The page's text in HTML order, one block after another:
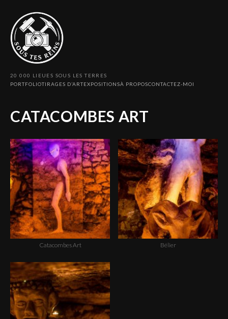
20 000 LIEUES SOUS LES TERRES
PORTFOLIOTIRAGES D’ARTEXPOSITIONSÀ PROPOSCONTACTEZ-MOI
CATACOMBES ART
Catacombes Art Bélier